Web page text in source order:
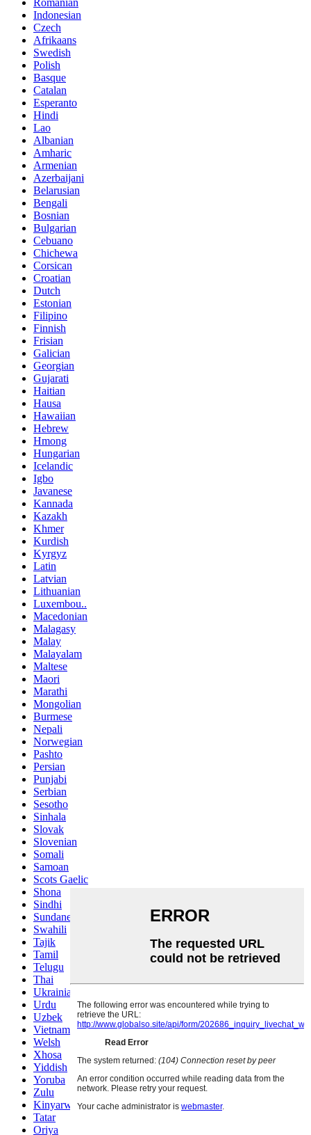
Indonesian
Czech
Afrikaans
Swedish
Polish
Basque
Catalan
Esperanto
Hindi
Lao
Albanian
Amharic
Armenian
Azerbaijani
Belarusian
Bengali
Bosnian
Bulgarian
Cebuano
Chichewa
Corsican
Croatian
Dutch
Estonian
Filipino
Finnish
Frisian
Galician
Georgian
Gujarati
Haitian
Hausa
Hawaiian
Hebrew
Hmong
Hungarian
Icelandic
Igbo
Javanese
Kannada
Kazakh
Khmer
Kurdish
Kyrgyz
Latin
Latvian
Lithuanian
Luxembou..
Macedonian
Malagasy
Malay
Malayalam
Maltese
Maori
Marathi
Mongolian
Burmese
Nepali
Norwegian
Pashto
Persian
Punjabi
Serbian
Sesotho
Sinhala
Slovak
Slovenian
Somali
Samoan
Scots Gaelic
Shona
Sindhi
Sundanese
Swahili
Tajik
Tamil
Telugu
Thai
Ukrainian
Urdu
Uzbek
Vietnamese
Welsh
Xhosa
Yiddish
Yoruba
Zulu
Kinyarwanda
Tatar
Oriya